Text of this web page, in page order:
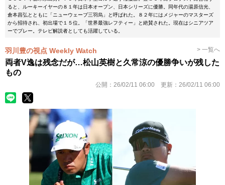
ると、ルーキーイヤーの８１年は日本オープン、日本シリーズに優勝。同年代の湯原信光、
倉本昌弘とともに「ニューウェーブ三羽烏」と呼ばれた。８２年にはメジャーのマスターズ
から招待され、初出場で１５位。「世界最強レフティー」と絶賛された。現在はシニアツア
ーでプレー。テレビ解説者としても活躍している。
羽川豊の視点 Weekly Watch > 一覧へ
両者V逸は残念だが…松山英樹と久常涼の優勝争いが残した
もの
公開： 26/02/11 06:00 更新： 26/02/11 06:00